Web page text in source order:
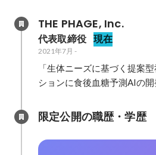
THE PHAGE, Inc.
代表取締役 現在
2021年7月 -
「生体ニーズに基づく提案
ションに食後血糖予測AIの開
限定公開の職歴・学歴